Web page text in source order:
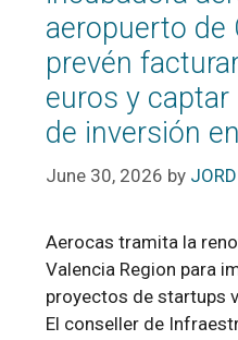
aeropuerto de
prevén
euros y
de inversión
June 30, 2026 by
Aerocas tramita la
Valencia Region para
proyectos de startups
El conseller de